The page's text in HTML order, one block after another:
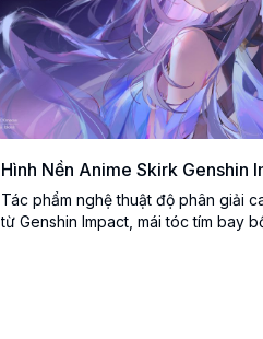
Hình Nền Anime Skirk Genshin
Tác phẩm nghệ thuật độ phân giải
từ Genshin Impact, mái tóc tím bay